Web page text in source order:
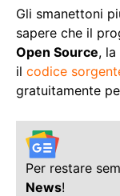
Gli smanettoni
sapere che il
Open Source,
il codice
gratuitamente
Per restare
News!